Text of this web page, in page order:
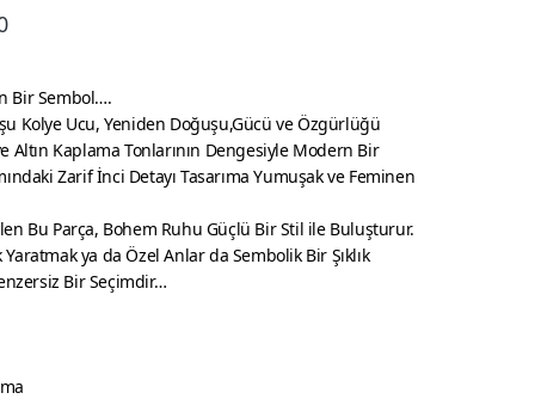
Bir Sembol….
Kolye Ucu, Yeniden Doğuşu,Gücü ve Özgürlüğü
Altın Kaplama Tonlarının Dengesiyle Modern Bir
Zarif İnci Detayı Tasarıma Yumuşak ve Feminen
Bu Parça, Bohem Ruhu Güçlü Bir Stil ile Buluşturur.
ya da Özel Anlar da Sembolik Bir Şıklık
Bir Seçimdir…